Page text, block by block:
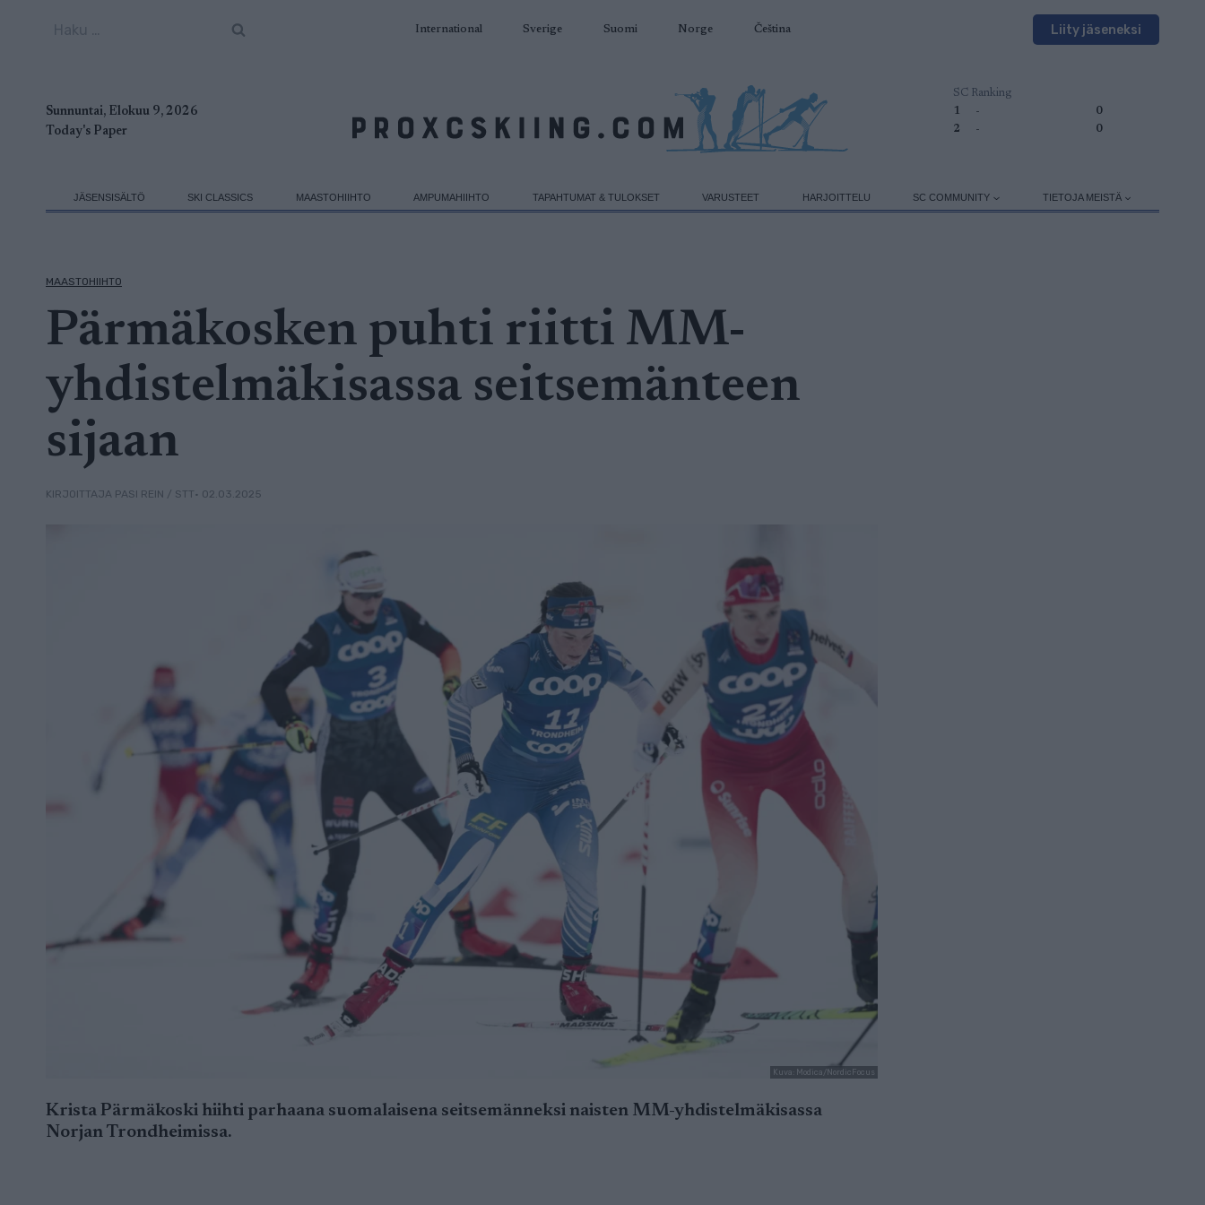
International Sverige Suomi Norge Čeština Liity jäseneksi
Sunnuntai, Elokuu 9, 2026
Today's Paper
SC Ranking
1
-
0
2
- 0
JÄSENSISÄLTÖ SKI CLASSICS MAASTOHIIHTO AMPUMAHIIHTO TAPAHTUMAT & TULOKSET VARUSTEET HARJOITTELU SC COMMUNITY TIETOJA MEISTÄ
MAASTOHIIHTO
Pärmäkosken puhti riitti MM-
yhdistelmäkisassa seitsemänteen
sijaan
KIRJOITTAJA PASI REIN / STT• 02.03.2025
Kuva: Modica/NordicFocus
Krista Pärmäkoski hiihti parhaana suomalaisena seitsemänneksi naisten MM-yhdistelmäkisassa
Norjan Trondheimissa.